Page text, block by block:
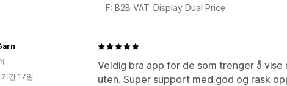
F: B2B VAT: Display Dual Price
Veldig bra app for de som trenger å
uten. Super support med god og rask
간 17일